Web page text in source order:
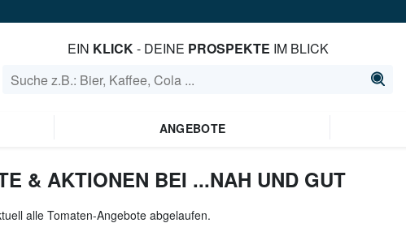
EIN KLICK- DEINE PROSPEKTE IM BLICK
ANGEBOTE
& AKTIONEN BEI ...NAH UND GUT
alle Tomaten-Angebote abgelaufen.